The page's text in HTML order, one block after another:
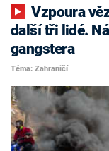
Vzpoura vězňů otřásá Ekvádorem, zemřeli
další tři lidé.
gangstera
Téma: Zahraničí